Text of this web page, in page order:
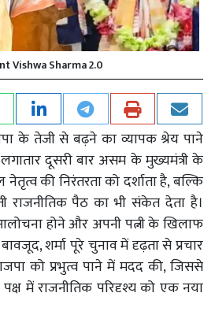
Vishwa Sharma 2.0
के तेजी से बढ़ने का व्यापक श्रेय पाने
लगातार दूसरी बार असम के मुख्यमंत्री के
की निरंतरता को दर्शाता है, बल्कि
राजनीतिक पैठ का भी संकेत देता है।
होने और अपनी पत्नी के खिलाफ
शर्मा पूरे चुनाव में दृढ़ता से प्रचार
को प्रभुत्व पाने में मदद की, जिससे
पक्ष में राजनीतिक परिदृश्य को एक नया